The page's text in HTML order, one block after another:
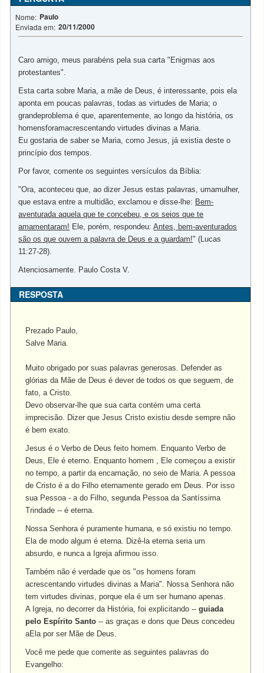
Nome: Paulo
Enviada em: 20/11/2000
Caro amigo, meus parabéns pela sua carta "Enigmas aos
protestantes".
Esta carta sobre Maria, a mãe de Deus, é interessante, pois ela
aponta em poucas palavras, todas as virtudes de Maria; o
grandeproblema é que, aparentemente, ao longo da história, os
homensforamacrescentando virtudes divinas a Maria.
Eu gostaria de saber se Maria, como Jesus, já existia deste o
princípio dos tempos.
Por favor, comente os seguintes versículos da Bíblia:
"Ora, aconteceu que, ao dizer Jesus estas palavras, umamulher,
que estava entre a multidão, exclamou e disse-lhe: Bem-
aventurada aquela que te concebeu, e os seios que te
amamentaram! Ele, porém, respondeu:Antes, bem-aventurados
são os que ouvem a palavra de Deus e a guardam!" (Lucas
11:27-28).
Atenciosamente. Paulo Costa V.
RESPOSTA
Prezado Paulo,
Salve Maria.
Muito obrigado por suas palavras generosas. Defender as
glórias da Mãe de Deus é dever de todos os que seguem, de
fato, a Cristo.
Devo observar-lhe que sua carta contém uma certa
imprecisão. Dizer que Jesus Cristo existiu desde sempre não
é bem exato.
Jesus é o Verbo de Deus feito homem. Enquanto Verbo de
Deus, Ele é eterno. Enquanto homem , Ele começou a existir
no tempo, a partir da encarnação, no seio de Maria. A pessoa
de Cristo é a do Filho eternamente gerado em Deus. Por isso
sua Pessoa - a do Filho, segunda Pessoa da Santíssima
Trindade -- é eterna.
Nossa Senhora é puramente humana, e só existiu no tempo.
Ela de modo algum é eterna. Dizê-la eterna seria um
absurdo, e nunca a Igreja afirmou isso.
Também não é verdade que os "os homens foram
acrescentando virtudes divinas a Maria". Nossa Senhora não
tem virtudes divinas, porque ela é um ser humano apenas.
A Igreja, no decorrer da História, foi explicitando --guiada
pelo Espírito Santo -- as graças e dons que Deus concedeu
aEla por ser Mãe de Deus.
Você me pede que comente as seguintes palavras do
Evangelho: